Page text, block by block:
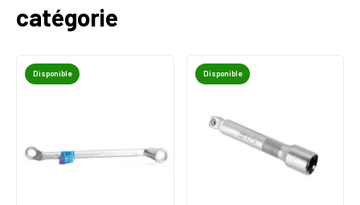
catégorie
Disponible Disponible